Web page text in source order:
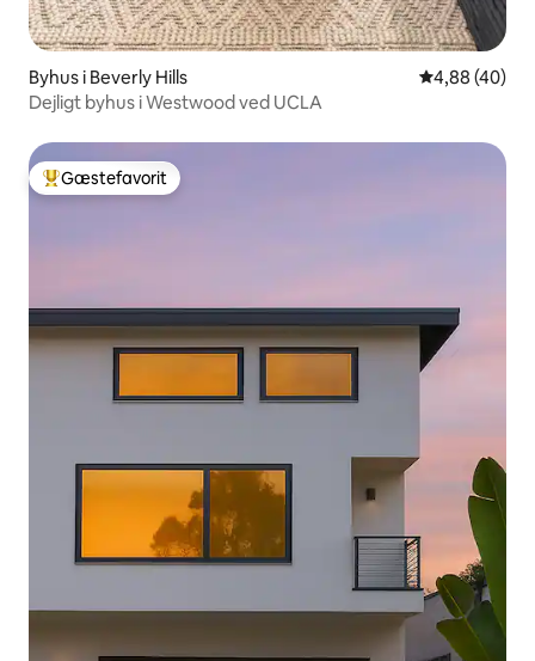
Byhus i Beverly Hills 4,88 ud af 5 i
4,88 (40)
Dejligt byhus i Westwood ved UCLA
Bedste gæstefavorit
Gæstefavorit